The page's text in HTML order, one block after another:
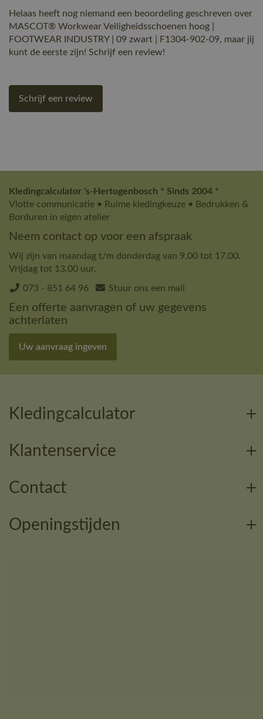
Helaas heeft nog niemand een beoordeling geschreven over
MASCOT® Workwear Veiligheidsschoenen hoog |
FOOTWEAR INDUSTRY | 09 zwart | F1304-902-09, maar jij
kunt de eerste zijn! Schrijf een review!
Schrijf een review
Kledingcalculator 's-Hertogenbosch * Sinds 2004 *
Vlotte communicatie • Ruime kledingkeuze • Bedrukken &
Borduren in eigen atelier
Neem contact op voor een afspraak
Wij zijn van maandag t/m donderdag van 9.00 tot 17.00.
Vrijdag tot 13.00 uur.
073 - 851 64 96 Stuur ons een mail
Een offerte aanvragen of uw gegevens
achterlaten
Uw aanvraag ingeven
Kledingcalculator
Klantenservice
Contact
Openingstijden